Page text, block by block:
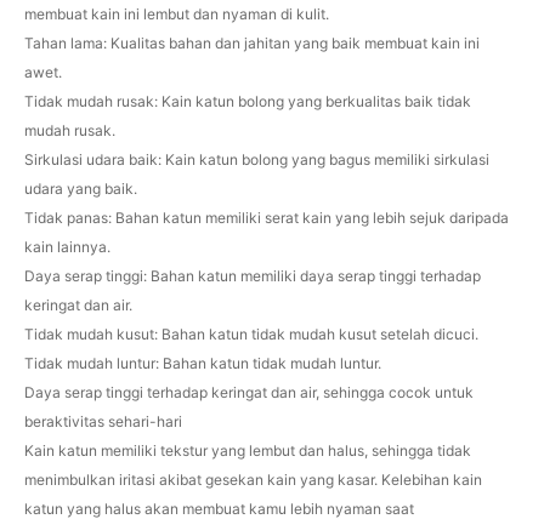
membuat kain ini lembut dan nyaman di kulit.
Tahan lama: Kualitas bahan dan jahitan yang baik membuat kain ini
awet.
Tidak mudah rusak: Kain katun bolong yang berkualitas baik tidak
mudah rusak.
Sirkulasi udara baik: Kain katun bolong yang bagus memiliki sirkulasi
udara yang baik.
Tidak panas: Bahan katun memiliki serat kain yang lebih sejuk daripada
kain lainnya.
Daya serap tinggi: Bahan katun memiliki daya serap tinggi terhadap
keringat dan air.
Tidak mudah kusut: Bahan katun tidak mudah kusut setelah dicuci.
Tidak mudah luntur: Bahan katun tidak mudah luntur.
Daya serap tinggi terhadap keringat dan air, sehingga cocok untuk
beraktivitas sehari-hari
Kain katun memiliki tekstur yang lembut dan halus, sehingga tidak
menimbulkan iritasi akibat gesekan kain yang kasar. Kelebihan kain
katun yang halus akan membuat kamu lebih nyaman saat